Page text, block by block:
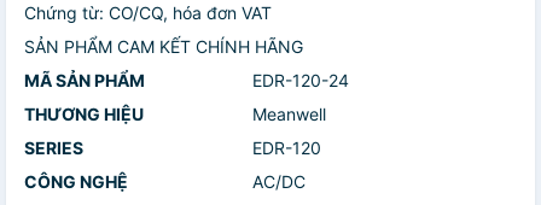
Chứng từ: CO/CQ, hóa đơn VAT
SẢN PHẨM CAM KẾT CHÍNH HÃNG
MÃ SẢN PHẨM
EDR-120-24
THƯƠNG HIỆU
Meanwell
SERIES
EDR-120
CÔNG NGHỆ
AC/DC